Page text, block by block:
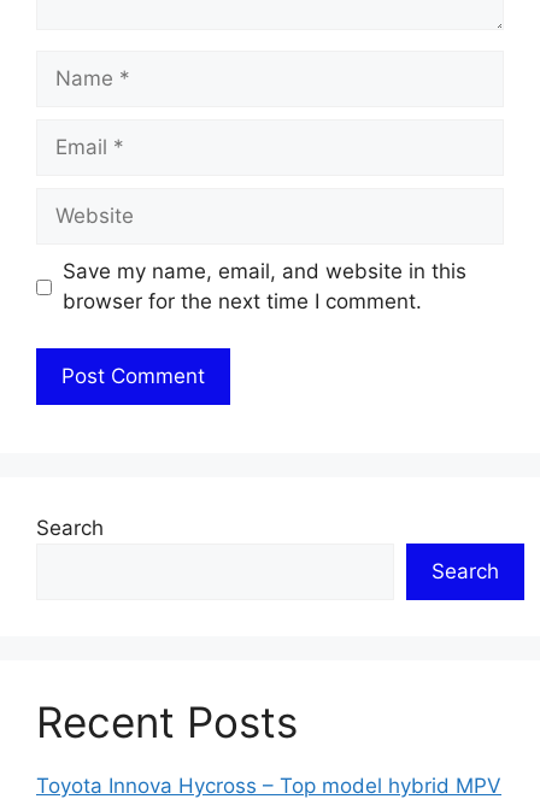
Name
Email
Website
Save my name, email, and website in this
browser for the next time I comment.
Search
Search
Recent Posts
Toyota Innova Hycross – Top model hybrid MPV